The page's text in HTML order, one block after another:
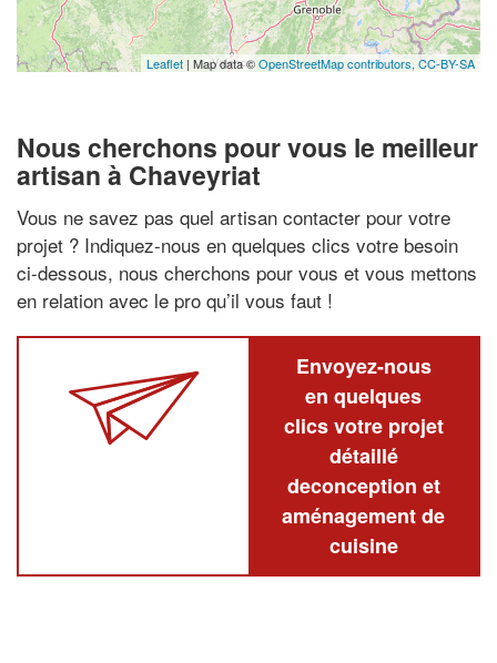
Leaflet | Map data ©OpenStreetMap contributors, CC-BY-SA
Nous cherchons pour vous le meilleur
artisan à Chaveyriat
Vous ne savez pas quel artisan contacter pour votre
projet ? Indiquez-nous en quelques clics votre besoin
ci-dessous, nous cherchons pour vous et vous mettons
en relation avec le pro qu’il vous faut !
Envoyez-nous
en quelques
clics votre projet
détaillé
deconception et
aménagement de
cuisine